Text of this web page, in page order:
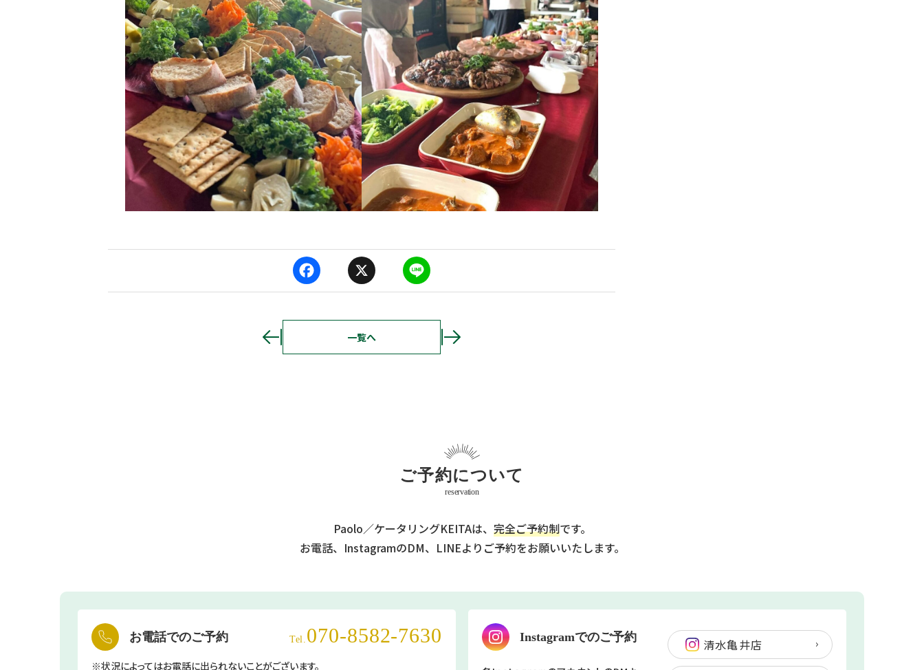
c
o
n
一覧へ
ご予約について
reservation
Paolo／ケータリングKEITAは、 完全ご予約制です。
お電話、InstagramのDM、LINEより ご予約をお願いいたします。
お電話でのご予約 Tel. 070-8582-7630
※状況によってはお電話に出られないことがございます。
Instagramでのご予約 清水亀井店